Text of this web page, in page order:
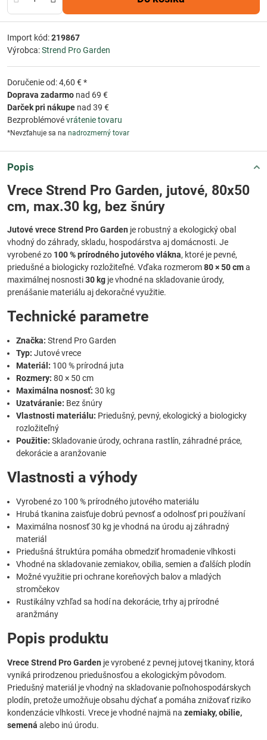
Import kód:219867
Výrobca:Strend Pro Garden
Doručenie od: 4,60 € *
Doprava zadarmo nad 69 €
Darček pri nákupe nad 39 €
Bezproblémovévrátenie tovaru
*Nevzťahuje sa na nadrozmerný tovar
Popis
Vrece Strend Pro Garden, jutové, 80x50
cm, max.30 kg, bez šnúry
Jutové vrece Strend Pro Garden je robustný a ekologický obal
vhodný do záhrady, skladu, hospodárstva aj domácnosti. Je
vyrobené zo 100 % prírodného jutového vlákna, ktoré je pevné,
priedušné a biologicky rozložiteľné. Vďaka rozmerom80 × 50 cma
maximálnej nosnosti30 kg je vhodné na skladovanie úrody,
prenášanie materiálu aj dekoračné využitie.
Technické parametre
Značka: Strend Pro Garden
Typ: Jutové vrece
Materiál: 100 % prírodná juta
Rozmery: 80 × 50 cm
Maximálna nosnosť: 30 kg
Uzatváranie: Bez šnúry
Vlastnosti materiálu: Priedušný, pevný, ekologický a biologicky
rozložiteľný
Použitie: Skladovanie úrody, ochrana rastlín, záhradné práce,
dekorácie a aranžovanie
Vlastnosti a výhody
Vyrobené zo 100 % prírodného jutového materiálu
Hrubá tkanina zaisťuje dobrú pevnosť a odolnosť pri používaní
Maximálna nosnosť 30 kg je vhodná na úrodu aj záhradný
materiál
Priedušná štruktúra pomáha obmedziť hromadenie vlhkosti
Vhodné na skladovanie zemiakov, obilia, semien a ďalších plodín
Možné využitie pri ochrane koreňových balov a mladých
stromčekov
Rustikálny vzhľad sa hodí na dekorácie, trhy aj prírodné
aranžmány
Popis produktu
Vrece Strend Pro Garden je vyrobené z pevnej jutovej tkaniny, ktorá
vyniká prirodzenou priedušnosťou a ekologickým pôvodom.
Priedušný materiál je vhodný na skladovanie poľnohospodárskych
plodín, pretože umožňuje obsahu dýchať a pomáha znižovať riziko
kondenzácie vlhkosti. Vrece je vhodné najmä na zemiaky, obilie,
semená alebo inú úrodu.